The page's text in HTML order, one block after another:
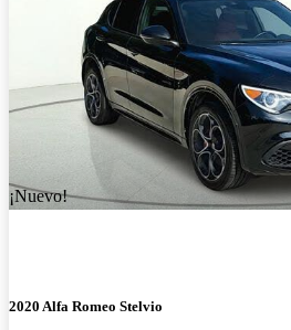
¡Nuevo!
2020 Alfa Romeo Stelvio